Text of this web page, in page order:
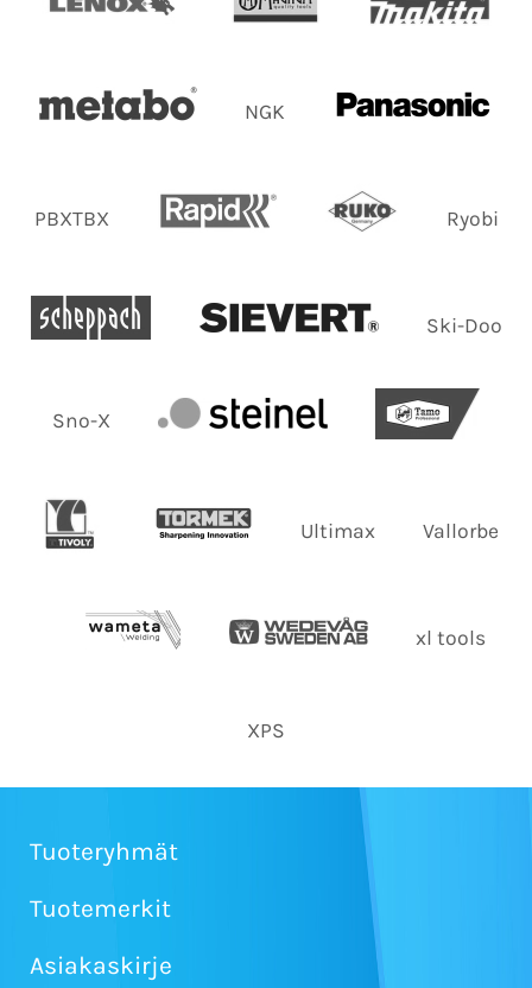
NGK
PBXTBX Ryobi
Ski-Doo
Sno-X
Ultimax Vallorbe
xl tools
XPS
Tuoteryhmät
Tuotemerkit
Asiakaskirje